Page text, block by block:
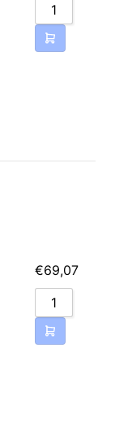
€69,07